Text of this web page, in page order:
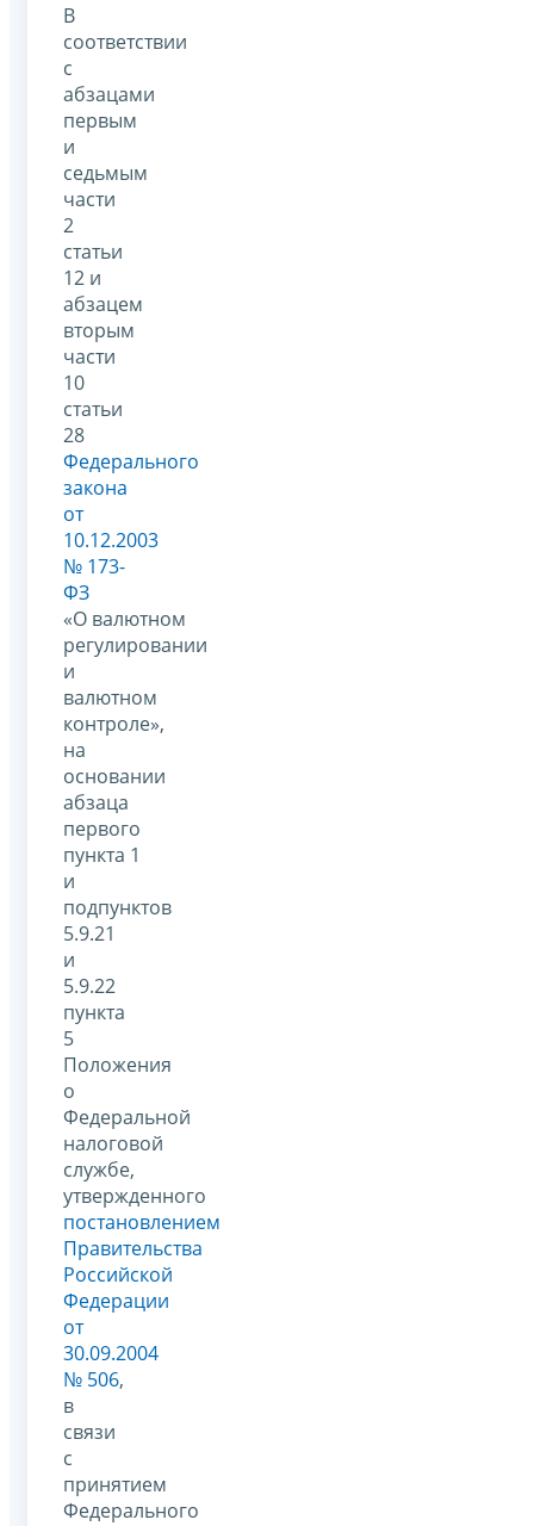
В
соответствии
с
абзацами
первым
и
седьмым
части
2
статьи
12 и
абзацем
вторым
части
10
статьи
28
Федерального
закона
от
10.12.2003
№ 173-
ФЗ
«О валютном
регулировании
и
валютном
контроле»,
на
основании
абзаца
первого
пункта 1
и
подпунктов
5.9.21
и
5.9.22
пункта
5
Положения
о
Федеральной
налоговой
службе,
утвержденного
постановлением
Правительства
Российской
Федерации
от
30.09.2004
№ 506,
в
связи
с
принятием
Федерального